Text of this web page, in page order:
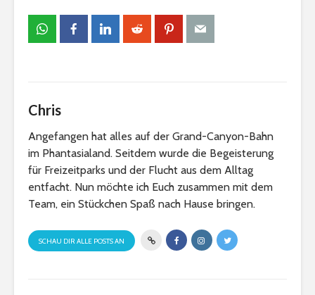
Chris
Angefangen hat alles auf der Grand-Canyon-Bahn
im Phantasialand. Seitdem wurde die Begeisterung
für Freizeitparks und der Flucht aus dem Alltag
entfacht. Nun möchte ich Euch zusammen mit dem
Team, ein Stückchen Spaß nach Hause bringen.
SCHAU DIR ALLE POSTS AN